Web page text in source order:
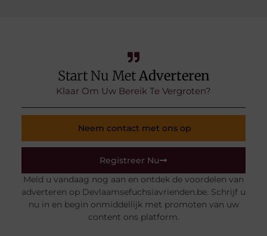
Start Nu MetAdverteren
Klaar Om Uw Bereik Te Vergroten?
Neem contact met ons op
Registreer Nu
Meld u vandaag nog aan en ontdek de voordelen van
adverteren op Devlaamsefuchsiavrienden.be. Schrijf u
nu in en begin onmiddellijk met promoten van uw
content ons platform.